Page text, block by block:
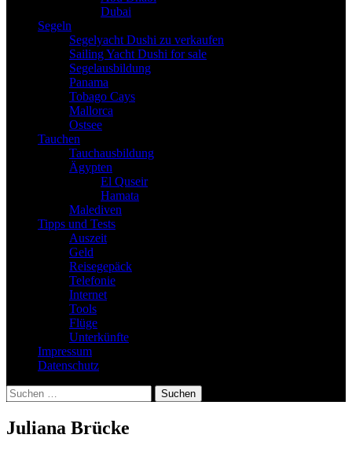
Dubai
Segeln
Segelyacht Dushi zu verkaufen
Sailing Yacht Dushi for sale
Segelausbildung
Panama
Tobago Cays
Mallorca
Ostsee
Tauchen
Tauchausbildung
Ägypten
El Quseir
Hamata
Malediven
Tipps und Tests
Auszeit
Geld
Reisegepäck
Telefonie
Internet
Tools
Flüge
Unterkünfte
Impressum
Datenschutz
Suchen
nach:
Juliana Brücke